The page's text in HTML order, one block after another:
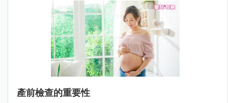
產前檢查的重要性